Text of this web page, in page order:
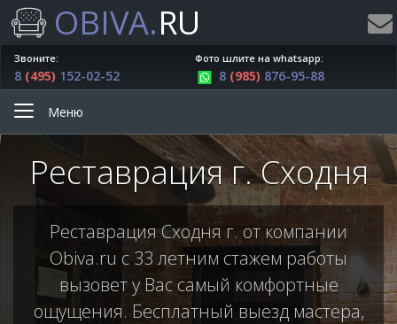
OBIVA.RU
Звоните:
8 (495) 152-02-52
Фото шлите на whatsapp:
8 (985) 876-95-88
Меню
Реставрация г. Сходня
Реставрация Сходня г. от компании
Obiva.ru с 33 летним стажем работы
вызовет у Вас самый комфортные
ощущения. Бесплатный выезд мастера,